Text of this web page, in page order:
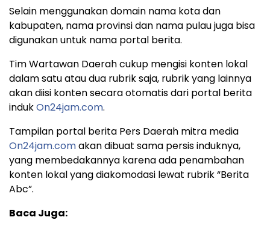
Selain menggunakan domain nama kota dan
kabupaten, nama provinsi dan nama pulau juga bisa
digunakan untuk nama portal berita.
Tim Wartawan Daerah cukup mengisi konten lokal
dalam satu atau dua rubrik saja, rubrik yang lainnya
akan diisi konten secara otomatis dari portal berita
indukOn24jam.com.
Tampilan portal berita Pers Daerah mitra media
On24jam.comakan dibuat sama persis induknya,
yang membedakannya karena ada penambahan
konten lokal yang diakomodasi lewat rubrik “Berita
Abc”.
Baca Juga: